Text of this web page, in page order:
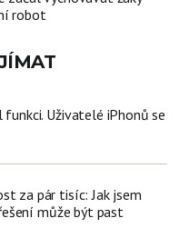
robot
funkci. Uživatelé iPhonů se
za pár tisíc: Jak jsem
může být past